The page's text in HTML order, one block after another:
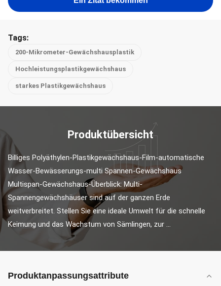
Tags:
200-Mikrometer-Gewächshausplastik
Hochleistungsplastikgewächshaus
starkes Plastikgewächshaus
Produktübersicht
Billiges Polyäthylen-Plastikgewächshaus-Film-automatische
Wasser-Bewässerungs-multi Spannen-Gewächshaus
Multispan-Gewächshaus-Überblick: Multi-
Spannengewächshäuser sind auf der ganzen Erde
weitverbreitet. Stellen Sie eine ideale Umwelt für die schnelle
Keimung und das Wachstum von Sämlingen, zur ...
Produktanpassungsattribute